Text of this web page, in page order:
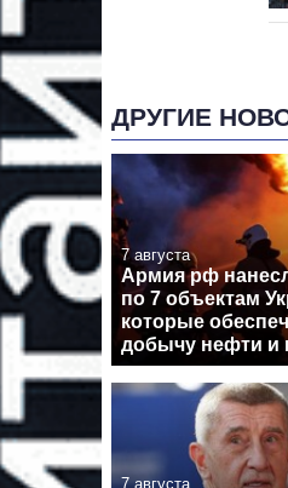
ДРУГИЕ
7 августа
Армия рф
по 7 объектам
которые
добычу нефти и
7 августа